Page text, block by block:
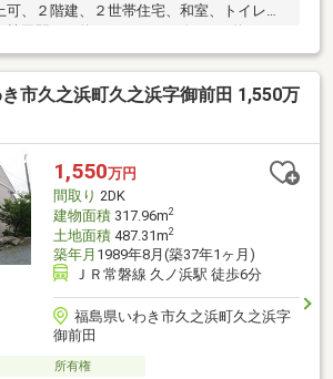
、２階建、２世帯住宅、和室、トイレ２
植田駅まで約400ｍ コンビニまで約600
ベニマルまで約1.2km マルトまで約
ｍ 中学校まで約1.3km
市久之浜町久之浜字御前田 1,550万
1,550万円
間取り 2DK
建物面積317.96m2
土地面積487.31m2
築年月 1989年8月(築37年1ヶ月)
ＪＲ常磐線 久ノ浜駅 徒歩6分
福島県いわき市久之浜町久之浜字
御前田
所有権